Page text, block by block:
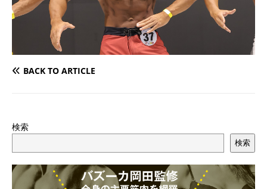
BACK TO ARTICLE
検索
検索